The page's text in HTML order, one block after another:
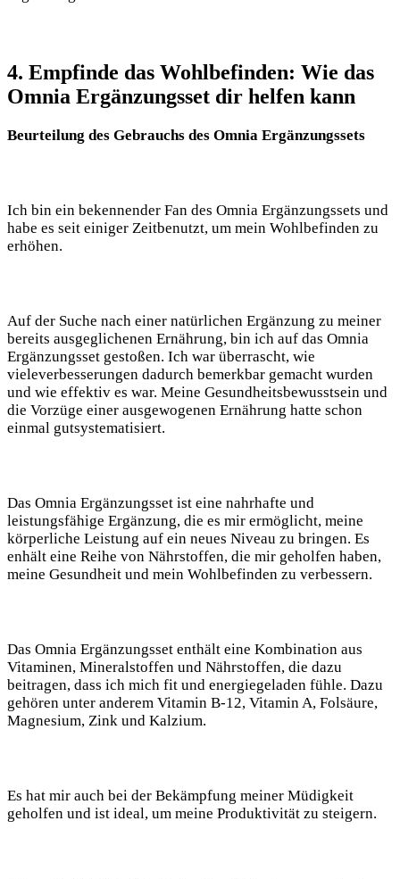
4. Empfinde das Wohlbefinden: Wie das
Omnia Ergänzungsset dir helfen kann
Beurteilung des Gebrauchs des Omnia Ergänzungssets
Ich bin ein bekennender Fan des Omnia Ergänzungssets und
habe es seit einiger Zeitbenutzt, um mein Wohlbefinden zu
erhöhen.
Auf der Suche nach einer natürlichen Ergänzung zu meiner
bereits ausgeglichenen Ernährung, bin ich auf das Omnia
Ergänzungsset gestoßen. Ich war überrascht, wie
vieleverbesserungen dadurch bemerkbar gemacht wurden
und wie effektiv es war. Meine Gesundheitsbewusstsein und
die Vorzüge einer ausgewogenen Ernährung hatte schon
einmal gutsystematisiert.
Das Omnia Ergänzungsset ist eine nahrhafte und
leistungsfähige Ergänzung, die es mir ermöglicht, meine
körperliche Leistung auf ein neues Niveau zu bringen. Es
enhält eine Reihe von Nährstoffen, die mir geholfen haben,
meine Gesundheit und mein Wohlbefinden zu verbessern.
Das Omnia Ergänzungsset enthält eine Kombination aus
Vitaminen, Mineralstoffen und Nährstoffen, die dazu
beitragen, dass ich mich fit und energiegeladen fühle. Dazu
gehören unter anderem Vitamin B-12, Vitamin A, Folsäure,
Magnesium, Zink und Kalzium.
Es hat mir auch bei der Bekämpfung meiner Müdigkeit
geholfen und ist ideal, um meine Produktivität zu steigern.